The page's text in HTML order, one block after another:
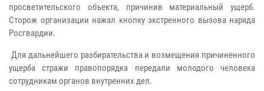
просветительского объекта, причинив материальный ущерб.
Сторож организации нажал кнопку экстренного вызова наряда
Росгвардии.
Для дальнейшего разбирательства и возмещения причиненного
ущерба стражи правопорядка передали молодого человека
сотрудникам органов внутренних дел.